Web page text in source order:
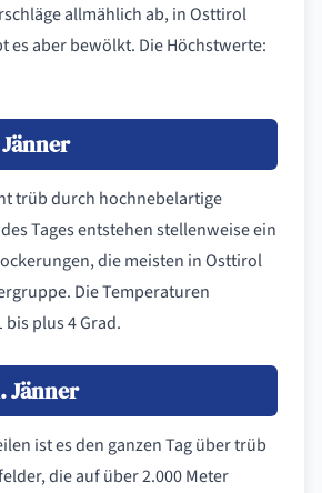
allmählich ab, in Osttirol
es aber bewölkt. Die Höchstwerte:
trüb durch hochnebelartige
Tages entstehen stellenweise ein
die meisten in Osttirol
Die Temperaturen
plus 4 Grad.
Jänner
ist es den ganzen Tag über trüb
die auf über 2.000 Meter